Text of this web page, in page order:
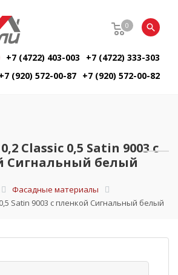
0
+7 (4722) 403-003
+7 (4722) 333-303
+7 (920) 572-00-87 +7 (920) 572-00-82
Classic 0,5 Satin 9003 с
Сигнальный белый
Фасадные материалы
Satin 9003 с пленкой Сигнальный белый